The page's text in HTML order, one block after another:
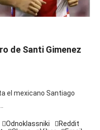
de Santi Gimenez
el mexicano Santiago
Odnoklassniki
Reddit